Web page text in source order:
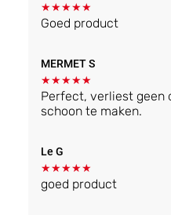
★★★★★
Goed product
MERMET S
★★★★★
Perfect, verliest geen
schoon te maken.
Le G
★★★★★
goed product